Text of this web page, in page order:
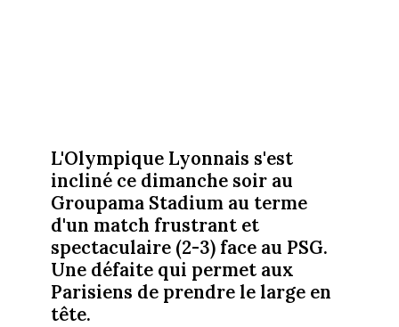
L'Olympique Lyonnais s'est
incliné ce dimanche soir au
Groupama Stadium au terme
d'un match frustrant et
spectaculaire (2-3) face au PSG.
Une défaite qui permet aux
Parisiens de prendre le large en
tête.